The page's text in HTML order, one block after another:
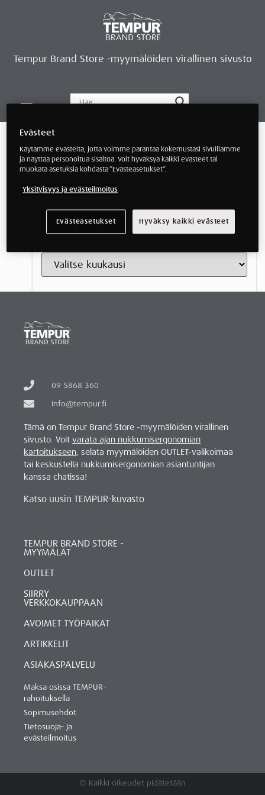
Tempur Brand Store -myymälöiden virallinen sivusto
Artikkelit ja kokemukset
Kategoriat
Arkisto
09 5868 360
info@tempur.fi
Tämä on Tempur Brand Store -myymälöiden virallinen
sivusto. Voit varata ajan nukkumisergonomian
kartoitukseen, selata myymälöiden OUTLET-valikoimaa
tai keskustella nukkumisergonomian asiantuntijan
kanssa chatissa!
Katso uusin TEMPUR-kuvasto
TEMPUR BRAND STORE -
MYYMÄLÄT
OUTLET
SIIRRY
VERKKOKAUPPAAN
AVOIMET TYÖPAIKAT
ARTIKKELIT
ASIAKASPALVELU
Maksa osissa TEMPUR-
rahoituksella
Sopimusehdot
Tietosuoja- ja
evästeilmoitus
© Kaikki oikeudet pidätetään
Evästeet
Käytämme evästeitä, jotta voimme parantaa kokemustasi sivuillamme
ja näyttää personoitua sisältöä. Voit hyväksyä kaikki evästeet tai
muokata asetuksia kohdasta ”Evästeasetukset”.
Yksityisyys ja evästeilmoitus
Evästeasetukset Hyväksy kaikki evästeet